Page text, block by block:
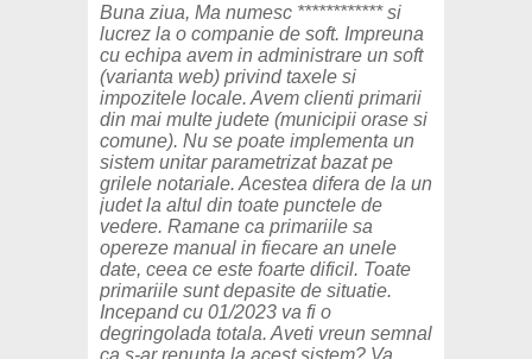
Buna ziua, Ma numesc ************ si
lucrez la o companie de soft. Impreuna
cu echipa avem in administrare un soft
(varianta web) privind taxele si
impozitele locale. Avem clienti primarii
din mai multe judete (municipii orase si
comune). Nu se poate implementa un
sistem unitar parametrizat bazat pe
grilele notariale. Acestea difera de la un
judet la altul din toate punctele de
vedere. Ramane ca primariile sa
opereze manual in fiecare an unele
date, ceea ce este foarte dificil. Toate
primariile sunt depasite de situatie.
Incepand cu 01/2023 va fi o
degringolada totala. Aveti vreun semnal
ca s-ar renunta la acest sistem? Va